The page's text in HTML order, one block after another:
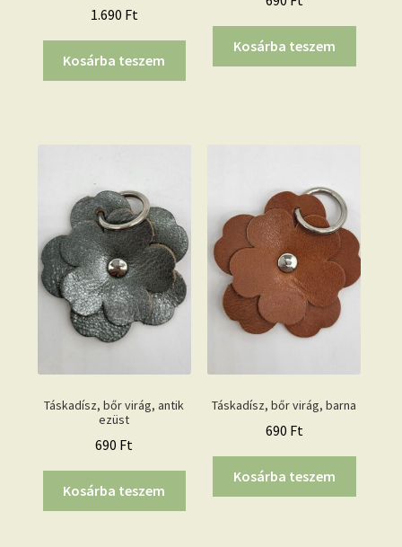
1.690 Ft
Kosárba teszem
Kosárba teszem
Táskadísz, bőr virág, antik
ezüst
690 Ft
Kosárba teszem
Táskadísz, bőr virág, barna
690 Ft
Kosárba teszem